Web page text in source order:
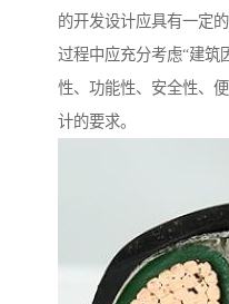
的开发设计应具有一定
过程中应充分考虑“建筑
性、功能性、安全性、
计的要求。